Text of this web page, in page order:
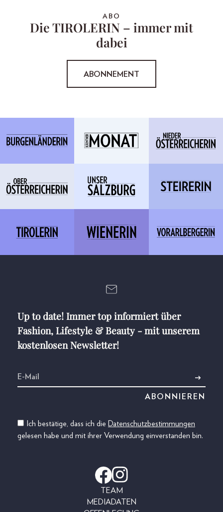
ABO
Die TIROLERIN – immer mit
dabei
ABONNEMENT
Up to date! Immer top informiert über
Fashion, Lifestyle & Beauty - mit unserem
kostenlosen Newsletter!
Ich bestätige, dass ich die Datenschutzbestimmungen
gelesen habe und mit ihrer Verwendung einverstanden bin.
TEAM
MEDIADATEN